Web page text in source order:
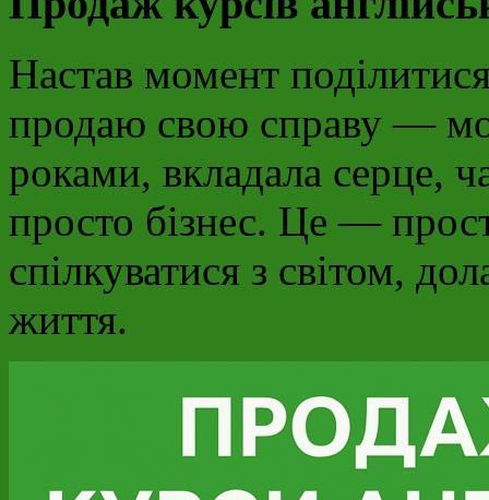
Настав момент
продаю свою справу —
роками, вкладала серце,
просто бізнес. Це —
спілкуватися з світом,
життя.